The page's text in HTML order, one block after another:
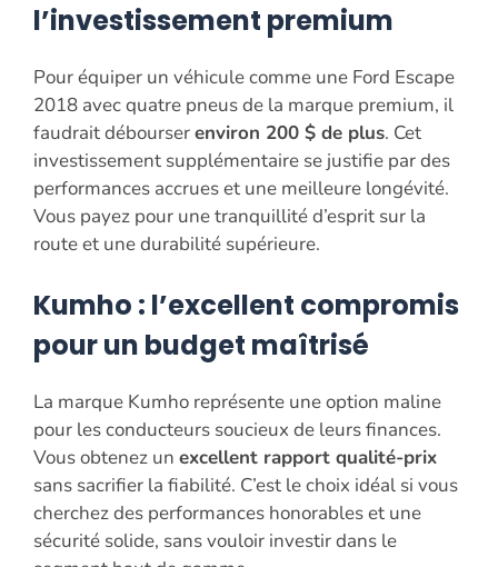
l’investissement premium
Pour équiper un véhicule comme une Ford Escape
2018 avec quatre pneus de la marque premium, il
faudrait débourserenviron 200 $ de plus. Cet
investissement supplémentaire se justifie par des
performances accrues et une meilleure longévité.
Vous payez pour une tranquillité d’esprit sur la
route et une durabilité supérieure.
Kumho : l’excellent compromis
pour un budget maîtrisé
La marque Kumho représente une option maline
pour les conducteurs soucieux de leurs finances.
Vous obtenez un excellent rapport qualité-prix
sans sacrifier la fiabilité. C’est le choix idéal si vous
cherchez des performances honorables et une
sécurité solide, sans vouloir investir dans le